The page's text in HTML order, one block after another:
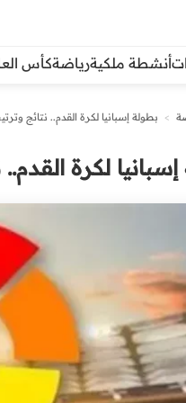
أنشطة ملكيةرياضةكأس العالم
> بطولة إسبانيا لكرة القدم.. نتائج
لكرة القدم..